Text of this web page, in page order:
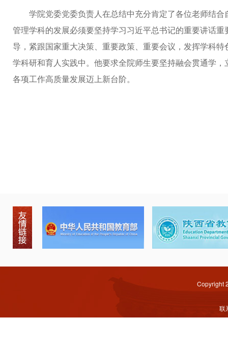
学院党委党委负责人在总结中充分肯定了各位老师结
管理学科的发展必须要坚持学习习近平总书记的重要讲话
导，紧跟国家重大决策、重要政策、重要会议，发挥学科
学科研和育人实践中。他要求全院师生要坚持融会贯通学
各项工作高质量发展迈上新台阶。
Copyright
联